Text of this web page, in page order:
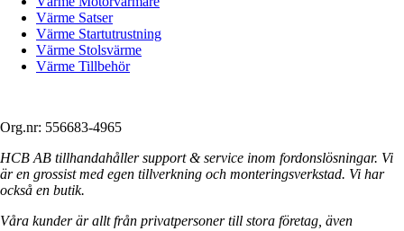
Värme Satser
Värme Startutrustning
Värme Stolsvärme
Värme Tillbehör
Org.nr: 556683-4965
HCB AB tillhandahåller support & service inom fordonslösningar. Vi
är en grossist med egen tillverkning och monteringsverkstad. Vi har
också en butik.
Våra kunder är allt från privatpersoner till stora företag, även